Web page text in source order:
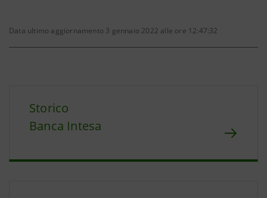
Data ultimo aggiornamento 3 gennaio 2022 alle ore 12:47:32
Storico
Banca Intesa